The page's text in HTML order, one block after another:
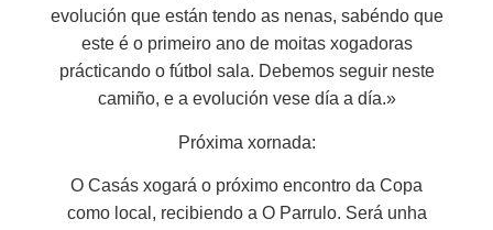
evolución que están tendo as nenas, sabéndo que
este é o primeiro ano de moitas xogadoras
prácticando o fútbol sala. Debemos seguir neste
camiño, e a evolución vese día a día.»
Próxima xornada:
O Casás xogará o próximo encontro da Copa
como local, recibiendo a O Parrulo. Será unha